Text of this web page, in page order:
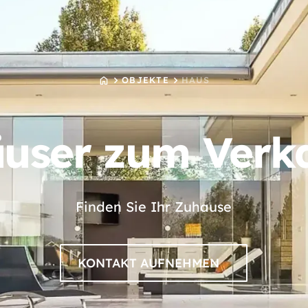
STARTSEITE
OBJEKTE HAUS
zum
Finden Sie Ihr Zuhause
KONTAKT AUFNEHMEN